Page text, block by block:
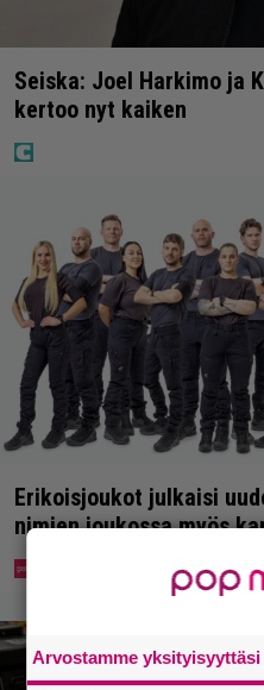
Seiska: Joel Harkimo ja
kertoo nyt kaiken
Erikoisjoukot julkaisi
nimien joukossa myös
Arvostamme yksityisyyttäsi